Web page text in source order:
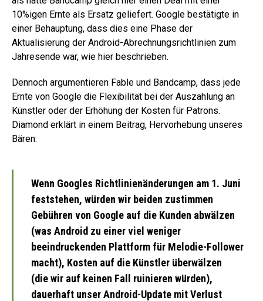
10%igen Ernte als Ersatz geliefert. Google bestätigte in
einer Behauptung, dass dies eine Phase der
Aktualisierung der Android-Abrechnungsrichtlinien zum
Jahresende war, wie hier beschrieben.
Dennoch argumentieren Fable und Bandcamp, dass jede
Ernte von Google die Flexibilität bei der Auszahlung an
Künstler oder der Erhöhung der Kosten für Patrons.
Diamond erklärt in einem Beitrag, Hervorhebung unseres
Bären:
Wenn Googles Richtlinienänderungen am 1. Juni
feststehen, würden wir beiden zustimmen
Gebühren von Google auf die Kunden abwälzen
(was Android zu einer viel weniger
beeindruckenden Plattform für Melodie-Follower
macht), Kosten auf die Künstler überwälzen
(die wir auf keinen Fall ruinieren würden),
dauerhaft unser Android-Update mit Verlust